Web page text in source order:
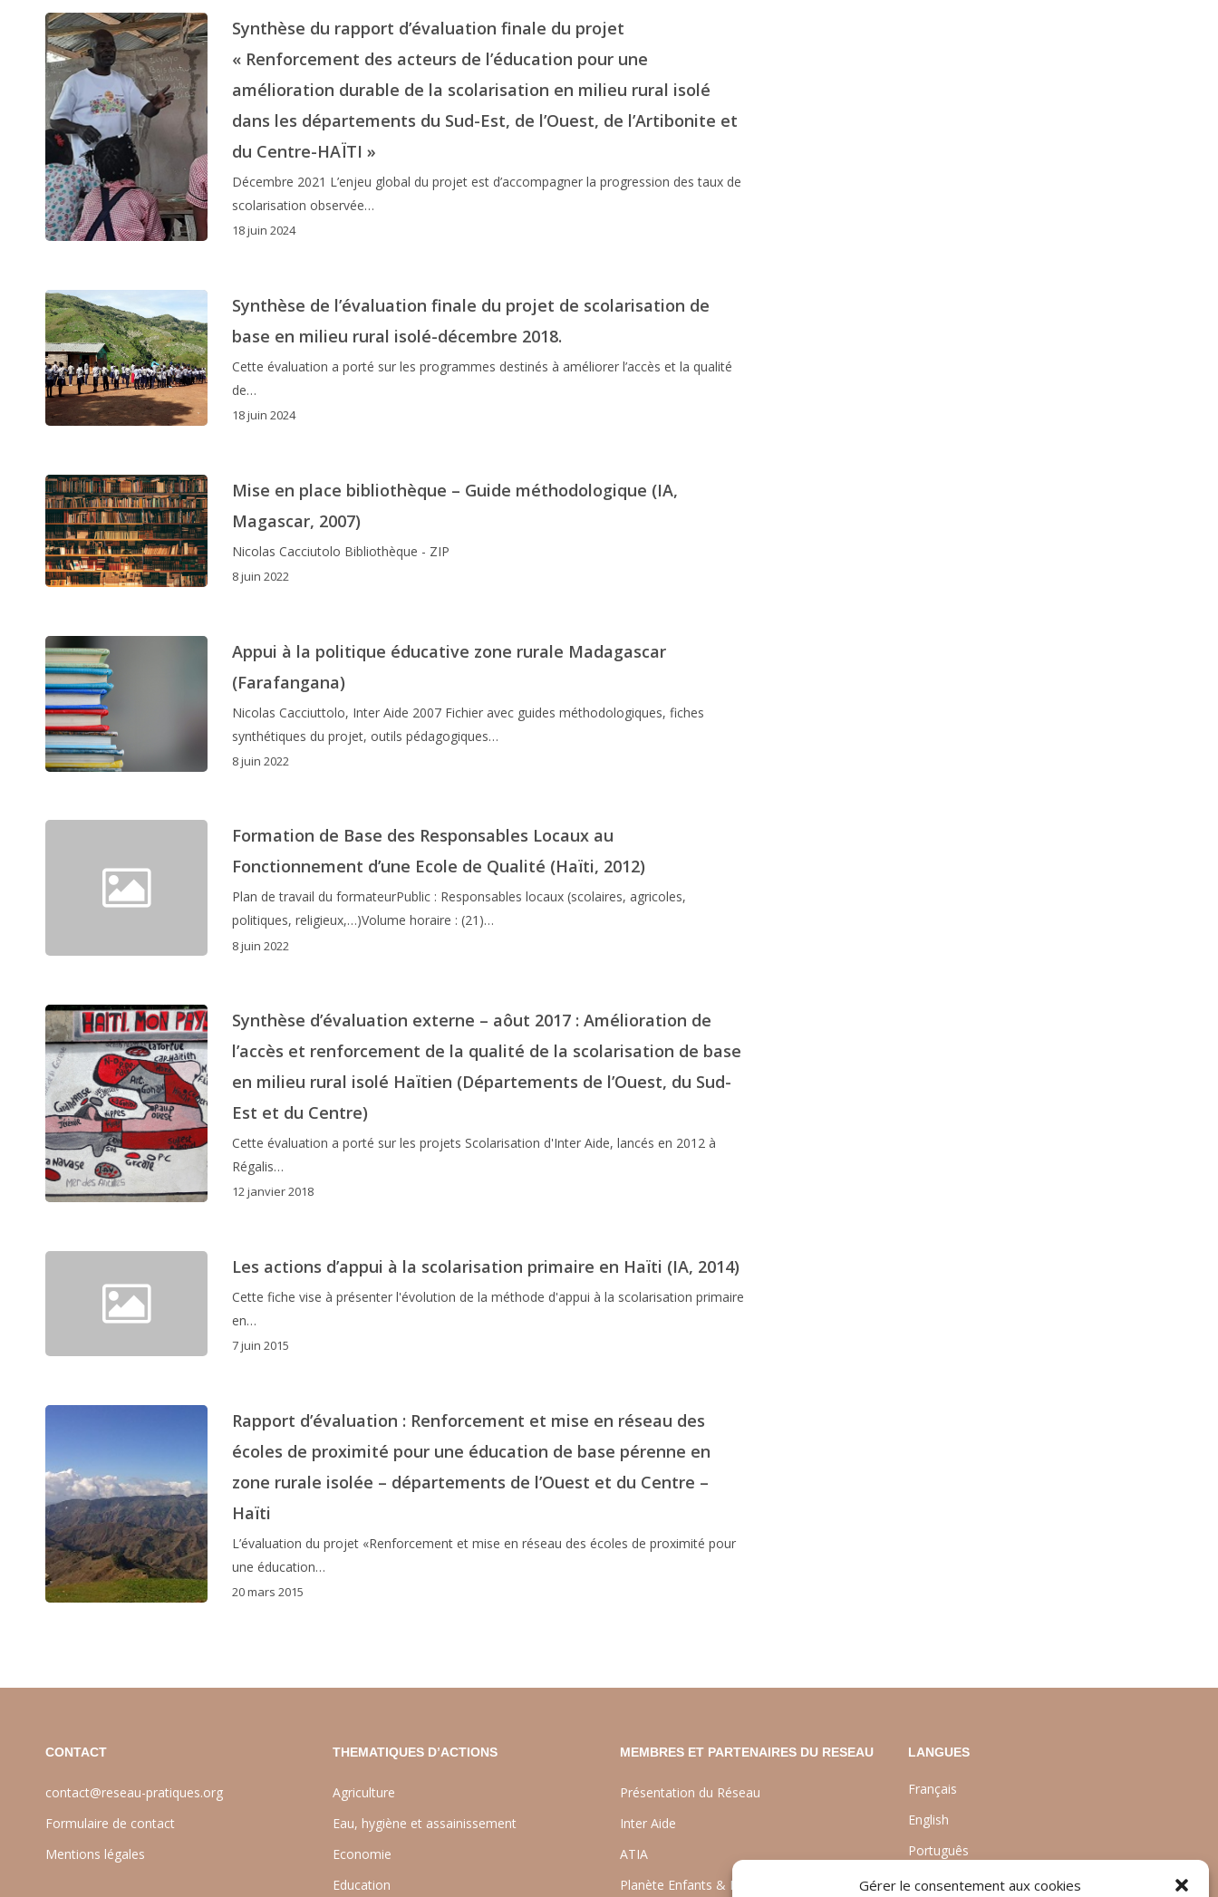
Gérer le consentement aux cookies
Synthèse du rapport d’évaluation finale du projet
« Renforcement des acteurs de l’éducation pour une
amélioration durable de la scolarisation en milieu rural isolé
dans les départements du Sud-Est, de l’Ouest, de l’Artibonite et
du Centre-HAÏTI »
Décembre 2021 L’enjeu global du projet est d’accompagner la progression des taux de
scolarisation observée…
18 juin 2024
Synthèse de l’évaluation finale du projet de scolarisation de
base en milieu rural isolé-décembre 2018.
Cette évaluation a porté sur les programmes destinés à améliorer l’accès et la qualité
de…
18 juin 2024
Mise en place bibliothèque – Guide méthodologique (IA,
Magascar, 2007)
Nicolas Cacciutolo Bibliothèque - ZIP
8 juin 2022
Appui à la politique éducative zone rurale Madagascar
(Farafangana)
Nicolas Cacciuttolo, Inter Aide 2007 Fichier avec guides méthodologiques, fiches
synthétiques du projet, outils pédagogiques…
8 juin 2022
Formation de Base des Responsables Locaux au
Fonctionnement d’une Ecole de Qualité (Haïti, 2012)
Plan de travail du formateurPublic : Responsables locaux (scolaires, agricoles,
politiques, religieux,…)Volume horaire : (21)…
8 juin 2022
Synthèse d’évaluation externe – aôut 2017 : Amélioration de
l’accès et renforcement de la qualité de la scolarisation de base
en milieu rural isolé Haïtien (Départements de l’Ouest, du Sud-
Est et du Centre)
Cette évaluation a porté sur les projets Scolarisation d'Inter Aide, lancés en 2012 à
Régalis…
12 janvier 2018
Les actions d’appui à la scolarisation primaire en Haïti (IA, 2014)
Cette fiche vise à présenter l'évolution de la méthode d'appui à la scolarisation primaire
en…
7 juin 2015
Rapport d’évaluation : Renforcement et mise en réseau des
écoles de proximité pour une éducation de base pérenne en
zone rurale isolée – départements de l’Ouest et du Centre –
Haïti
L’évaluation du projet «Renforcement et mise en réseau des écoles de proximité pour
une éducation…
20 mars 2015
CONTACT
contact@reseau-pratiques.org
Formulaire de contact
Mentions légales
THEMATIQUES D’ACTIONS
Agriculture
Eau, hygiène et assainissement
Economie
Education
MEMBRES ET PARTENAIRES DU RESEAU
Présentation du Réseau
Inter Aide
ATIA
Planète Enfants & Développement
LANGUES
Français
English
Português